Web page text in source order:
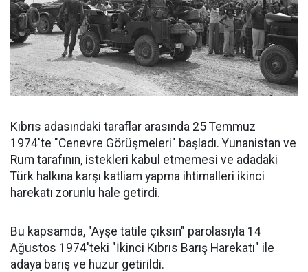
Kıbrıs adasındaki taraflar arasında 25 Temmuz
1974'te "Cenevre Görüşmeleri" başladı. Yunanistan ve
Rum tarafının, istekleri kabul etmemesi ve adadaki
Türk halkına karşı katliam yapma ihtimalleri ikinci
harekatı zorunlu hale getirdi.
Bu kapsamda, "Ayşe tatile çıksın" parolasıyla 14
Ağustos 1974'teki "İkinci Kıbrıs Barış Harekatı" ile
adaya barış ve huzur getirildi.